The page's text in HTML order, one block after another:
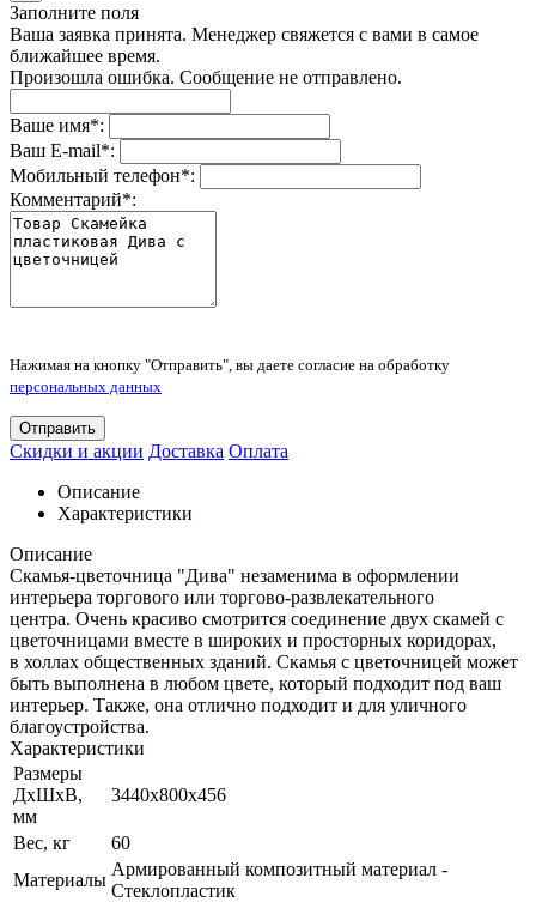
Заполните поля
Ваша заявка принята. Менеджер свяжется с вами в самое
ближайшее время.
Произошла ошибка. Сообщение не отправлено.
Ваше имя*:
Ваш E-mail*:
Мобильный телефон*:
Комментарий*:
Нажимая на кнопку "Отправить", вы даете согласие на обработку
персональных данных
Отправить
Скидки и акции Доставка Оплата
Описание
Характеристики
Описание
Скамья-цветочница "Дива" незаменима в оформлении
интерьера торгового или торгово-развлекательного
центра. Очень красиво смотрится соединение двух скамей с
цветочницами вместе в широких и просторных коридорах,
в холлах общественных зданий. Скамья с цветочницей может
быть выполнена в любом цвете, который подходит под ваш
интерьер. Также, она отлично подходит и для уличного
благоустройства.
Характеристики
Размеры
ДхШхВ,
мм
3440x800x456
Вес, кг
60
Материалы
Армированный композитный материал -
Стеклопластик